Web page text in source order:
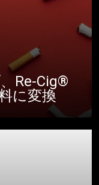
Re-Cig®
に変換